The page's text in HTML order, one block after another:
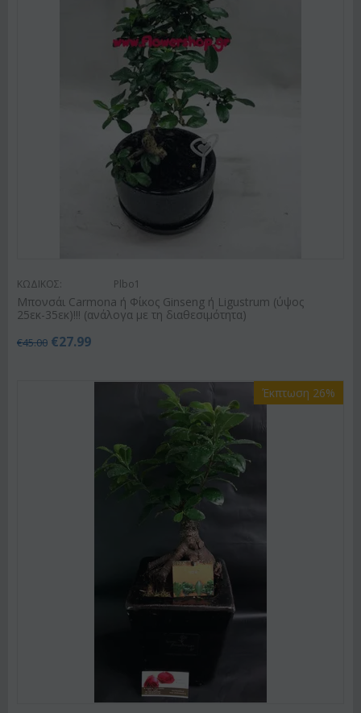
ΚΩΔΙΚΟΣ: Plbo1
Μπονσάι Carmona ή Φίκος Ginseng ή Ligustrum (ύψος
25εκ-35εκ)!!! (ανάλογα με τη διαθεσιμότητα)
€45.00 €27.99
Έκπτωση 26%